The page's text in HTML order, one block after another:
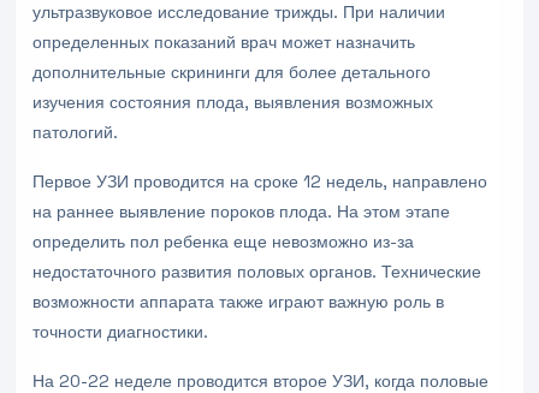
ультразвуковое исследование трижды. При наличии
определенных показаний врач может назначить
дополнительные скрининги для более детального
изучения состояния плода, выявления возможных
патологий.
Первое УЗИ проводится на сроке 12 недель, направлено
на раннее выявление пороков плода. На этом этапе
определить пол ребенка еще невозможно из-за
недостаточного развития половых органов. Технические
возможности аппарата также играют важную роль в
точности диагностики.
На 20-22 неделе проводится второе УЗИ, когда половые